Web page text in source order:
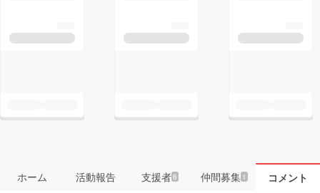
ホーム 活動報告 支援者6 仲間募集 1 コメント